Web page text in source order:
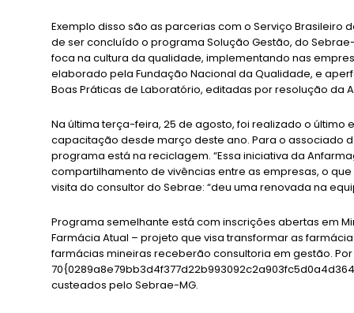
Exemplo disso são as parcerias com o Serviço Brasileiro
de ser concluído o programa Solução Gestão, do
foca na cultura da qualidade, implementando nas
elaborado pela Fundação Nacional da Qualidade, e
Boas Práticas de Laboratório, editadas por resolução da
Na última terça-feira, 25 de agosto, foi realizado o
capacitação desde março deste ano. Para o associado
programa está na reciclagem. “Essa iniciativa da
compartilhamento de vivências entre as empresas, o
visita do consultor do Sebrae: “deu uma renovada na
Programa semelhante está com inscrições abertas em
Farmácia Atual – projeto que visa transformar as
farmácias mineiras receberão consultoria em gestão.
custeados pelo Sebrae-MG.